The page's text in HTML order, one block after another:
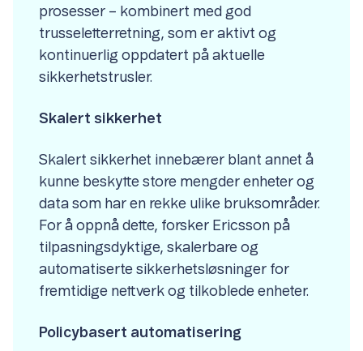
prosesser – kombinert med god
trusseletterretning, som er aktivt og
kontinuerlig oppdatert på aktuelle
sikkerhetstrusler.
Skalert sikkerhet
Skalert sikkerhet innebærer blant annet å
kunne beskytte store mengder enheter og
data som har en rekke ulike bruksområder.
For å oppnå dette, forsker Ericsson på
tilpasningsdyktige, skalerbare og
automatiserte sikkerhetsløsninger for
fremtidige nettverk og tilkoblede enheter.
Policybasert automatisering